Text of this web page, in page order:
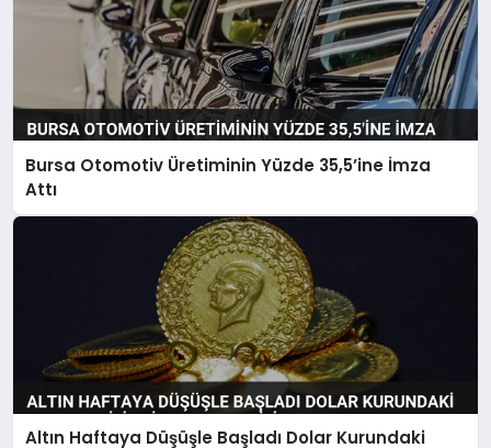
Bursa Otomotiv Üretiminin Yüzde 35,5’ine İmza
Attı
Altın Haftaya Düşüşle Başladı Dolar Kurundaki